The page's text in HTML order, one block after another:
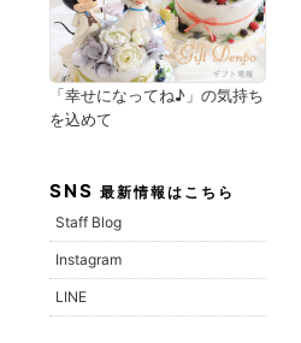
「幸せになってね♪」の気持ち
を込めて
SNS 最新情報はこちら
Staff Blog
Instagram
LINE